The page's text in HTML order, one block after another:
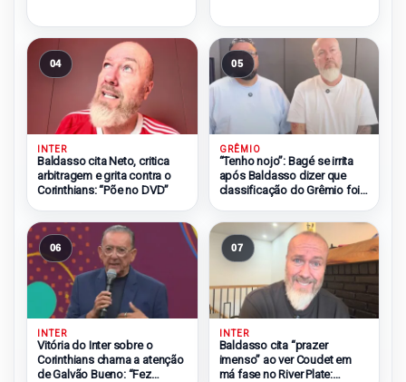
04
INTER
Baldasso cita Neto, critica
arbitragem e grita contra o
Corinthians: “Põe no DVD”
05
GRÊMIO
“Tenho nojo”: Bagé se irrita
após Baldasso dizer que
classificação do Grêmio foi
06
INTER
Vitória do Inter sobre o
Corinthians chama a atenção
de Galvão Bueno: “Fez
07
INTER
Baldasso cita “prazer
imenso” ao ver Coudet em
má fase no River Plate: